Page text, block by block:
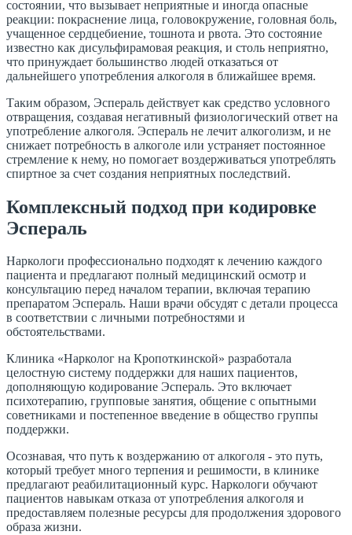
состоянии, что вызывает неприятные и иногда опасные
реакции: покраснение лица, головокружение, головная боль,
учащенное сердцебиение, тошнота и рвота. Это состояние
известно как дисульфирамовая реакция, и столь неприятно,
что принуждает большинство людей отказаться от
дальнейшего употребления алкоголя в ближайшее время.
Таким образом, Эспераль действует как средство условного
отвращения, создавая негативный физиологический ответ на
употребление алкоголя. Эспераль не лечит алкоголизм, и не
снижает потребность в алкоголе или устраняет постоянное
стремление к нему, но помогает воздерживаться употреблять
спиртное за счет создания неприятных последствий.
Комплексный подход при кодировке
Эспераль
Наркологи профессионально подходят к лечению каждого
пациента и предлагают полный медицинский осмотр и
консультацию перед началом терапии, включая терапию
препаратом Эспераль. Наши врачи обсудят с детали процесса
в соответствии с личными потребностями и
обстоятельствами.
Клиника «Нарколог на Кропоткинской» разработала
целостную систему поддержки для наших пациентов,
дополняющую кодирование Эспераль. Это включает
психотерапию, групповые занятия, общение с опытными
советниками и постепенное введение в общество группы
поддержки.
Осознавая, что путь к воздержанию от алкоголя - это путь,
который требует много терпения и решимости, в клинике
предлагают реабилитационный курс. Наркологи обучают
пациентов навыкам отказа от употребления алкоголя и
предоставляем полезные ресурсы для продолжения здорового
образа жизни.